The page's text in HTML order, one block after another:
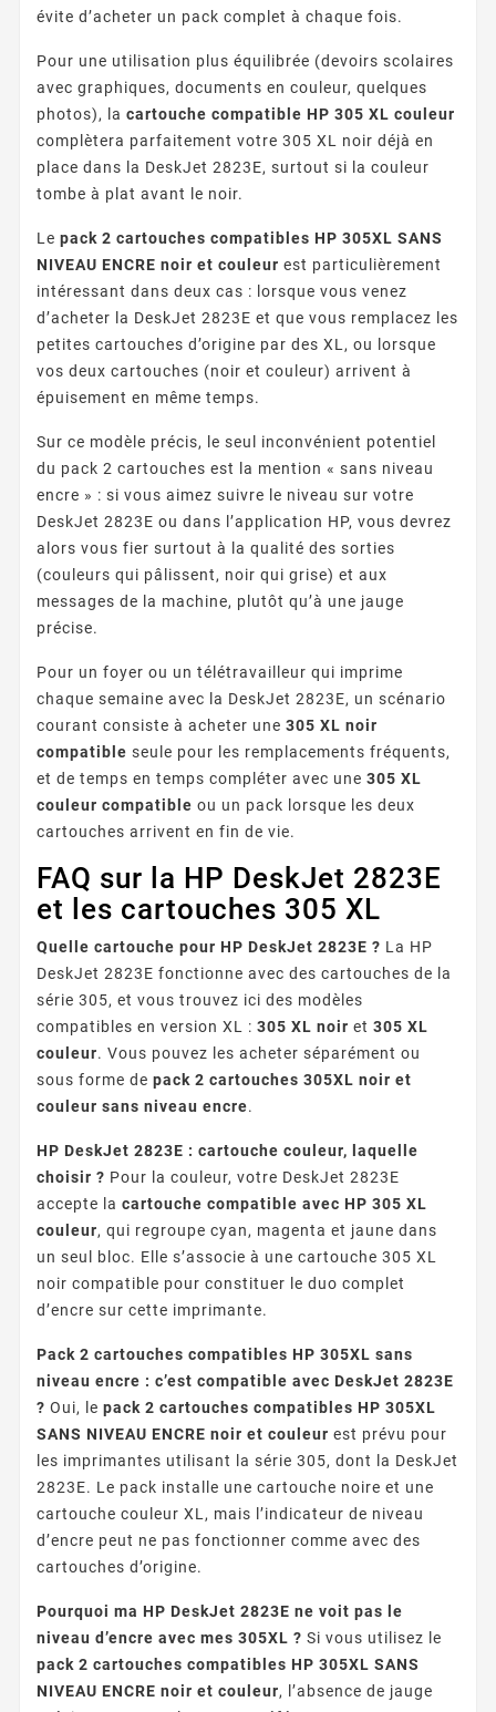
évite d’acheter un pack complet à chaque fois.
Pour une utilisation plus équilibrée (devoirs scolaires
avec graphiques, documents en couleur, quelques
photos), la cartouche compatible HP 305 XL couleur
complètera parfaitement votre 305 XL noir déjà en
place dans la DeskJet 2823E, surtout si la couleur
tombe à plat avant le noir.
Le pack 2 cartouches compatibles HP 305XL SANS
NIVEAU ENCRE noir et couleur est particulièrement
intéressant dans deux cas : lorsque vous venez
d’acheter la DeskJet 2823E et que vous remplacez les
petites cartouches d’origine par des XL, ou lorsque
vos deux cartouches (noir et couleur) arrivent à
épuisement en même temps.
Sur ce modèle précis, le seul inconvénient potentiel
du pack 2 cartouches est la mention « sans niveau
encre » : si vous aimez suivre le niveau sur votre
DeskJet 2823E ou dans l’application HP, vous devrez
alors vous fier surtout à la qualité des sorties
(couleurs qui pâlissent, noir qui grise) et aux
messages de la machine, plutôt qu’à une jauge
précise.
Pour un foyer ou un télétravailleur qui imprime
chaque semaine avec la DeskJet 2823E, un scénario
courant consiste à acheter une 305 XL noir
compatible seule pour les remplacements fréquents,
et de temps en temps compléter avec une 305 XL
couleur compatible ou un pack lorsque les deux
cartouches arrivent en fin de vie.
FAQ sur la HP DeskJet 2823E
et les cartouches 305 XL
Quelle cartouche pour HP DeskJet 2823E ? La HP
DeskJet 2823E fonctionne avec des cartouches de la
série 305, et vous trouvez ici des modèles
compatibles en version XL : 305 XL noir et 305 XL
couleur. Vous pouvez les acheter séparément ou
sous forme de pack 2 cartouches 305XL noir et
couleur sans niveau encre.
HP DeskJet 2823E : cartouche couleur, laquelle
choisir ? Pour la couleur, votre DeskJet 2823E
accepte la cartouche compatible avec HP 305 XL
couleur, qui regroupe cyan, magenta et jaune dans
un seul bloc. Elle s’associe à une cartouche 305 XL
noir compatible pour constituer le duo complet
d’encre sur cette imprimante.
Pack 2 cartouches compatibles HP 305XL sans
niveau encre : c’est compatible avec DeskJet 2823E
? Oui, le pack 2 cartouches compatibles HP 305XL
SANS NIVEAU ENCRE noir et couleur est prévu pour
les imprimantes utilisant la série 305, dont la DeskJet
2823E. Le pack installe une cartouche noire et une
cartouche couleur XL, mais l’indicateur de niveau
d’encre peut ne pas fonctionner comme avec des
cartouches d’origine.
Pourquoi ma HP DeskJet 2823E ne voit pas le
niveau d’encre avec mes 305XL ? Si vous utilisez le
pack 2 cartouches compatibles HP 305XL SANS
NIVEAU ENCRE noir et couleur, l’absence de jauge